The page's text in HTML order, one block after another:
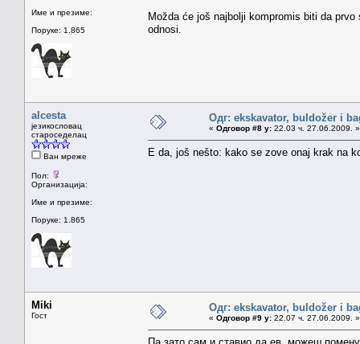
Име и презиме:
Поруке: 1.865
Možda će još najbolji kompromis biti da
odnosi.
alcesta
језикословац
староседелац
Ван мреже
Пол:
Организација:
Име и презиме:
Поруке: 1.865
Одг: ekskavator, buldožer i
« Одговор #8 у: 22.03 ч. 27.06.2009. »
E da, još nešto: kako se zove onaj krak na
Miki
Гост
Одг: ekskavator, buldožer i
« Одговор #9 у: 22.07 ч. 27.06.2009. »